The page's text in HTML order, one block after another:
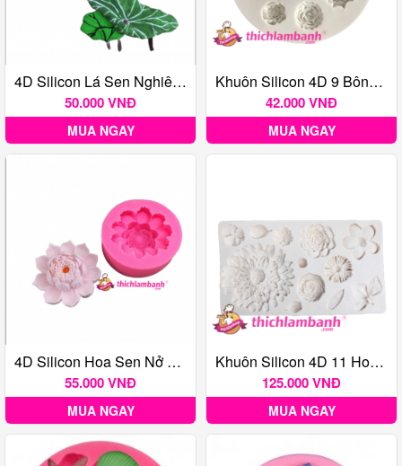
4D Silicon Lá Sen Nghiêng H8455
50.000 VNĐ
MUA NGAY
Khuôn Silicon 4D 9 Bông Hồng MK - 007
42.000 VNĐ
MUA NGAY
4D Silicon Hoa Sen Nở 10 Cánh 7.7cm H8968
55.000 VNĐ
MUA NGAY
Khuôn Silicon 4D 11 Hoa Cúc MK-1796
125.000 VNĐ
MUA NGAY